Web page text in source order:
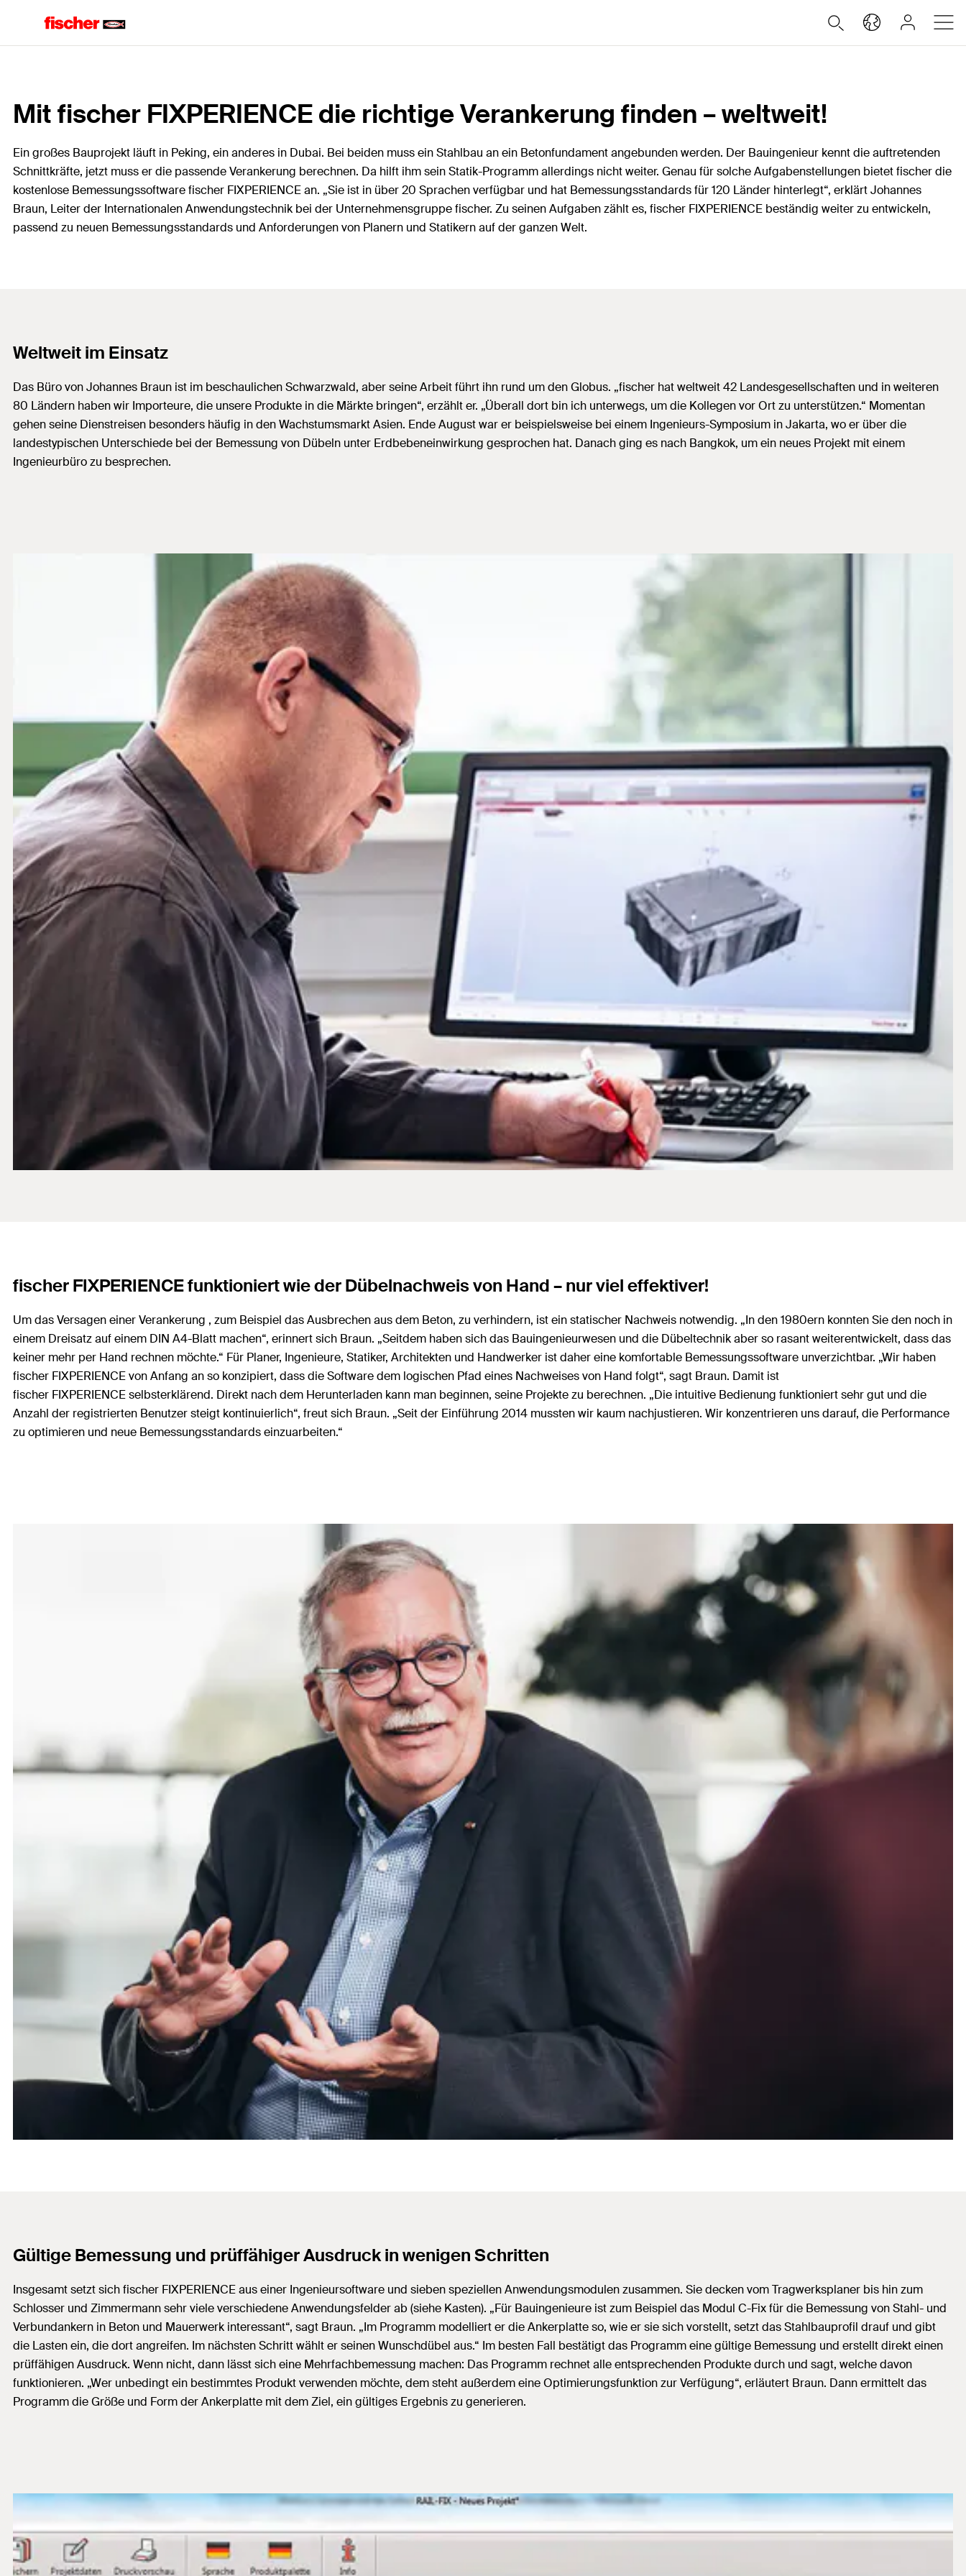
Mit fischer FIXPERIENCE die richtige Verankerung finden – weltweit!
Ein großes Bauprojekt läuft in Peking, ein anderes in Dubai. Bei beiden muss ein Stahlbau an ein Betonfundament angebunden werden. Der Bauingenieur kennt die auftretenden
Schnittkräfte, jetzt muss er die passende Verankerung berechnen. Da hilft ihm sein Statik-Programm allerdings nicht weiter. Genau für solche Aufgabenstellungen bietet fischer die
kostenlose Bemessungssoftware fischer FIXPERIENCE an. „Sie ist in über 20 Sprachen verfügbar und hat Bemessungsstandards für 120 Länder hinterlegt“, erklärt Johannes
Braun, Leiter der Internationalen Anwendungstechnik bei der Unternehmensgruppe fischer. Zu seinen Aufgaben zählt es, fischer FIXPERIENCE beständig weiter zu entwickeln,
passend zu neuen Bemessungsstandards und Anforderungen von Planern und Statikern auf der ganzen Welt.
Weltweit im Einsatz
Das Büro von Johannes Braun ist im beschaulichen Schwarzwald, aber seine Arbeit führt ihn rund um den Globus. „fischer hat weltweit 42 Landesgesellschaften und in weiteren
80 Ländern haben wir Importeure, die unsere Produkte in die Märkte bringen“, erzählt er. „Überall dort bin ich unterwegs, um die Kollegen vor Ort zu unterstützen.“ Momentan
gehen seine Dienstreisen besonders häufig in den Wachstumsmarkt Asien. Ende August war er beispielsweise bei einem Ingenieurs-Symposium in Jakarta, wo er über die
landestypischen Unterschiede bei der Bemessung von Dübeln unter Erdbebeneinwirkung gesprochen hat. Danach ging es nach Bangkok, um ein neues Projekt mit einem
Ingenieurbüro zu besprechen.
fischer FIXPERIENCE funktioniert wie der Dübelnachweis von Hand – nur viel effektiver!
Um das Versagen einer Verankerung , zum Beispiel das Ausbrechen aus dem Beton, zu verhindern, ist ein statischer Nachweis notwendig. „In den 1980ern konnten Sie den noch in
einem Dreisatz auf einem DIN A4-Blatt machen“, erinnert sich Braun. „Seitdem haben sich das Bauingenieurwesen und die Dübeltechnik aber so rasant weiterentwickelt, dass das
keiner mehr per Hand rechnen möchte.“ Für Planer, Ingenieure, Statiker, Architekten und Handwerker ist daher eine komfortable Bemessungssoftware unverzichtbar. „Wir haben
fischer FIXPERIENCE von Anfang an so konzipiert, dass die Software dem logischen Pfad eines Nachweises von Hand folgt“, sagt Braun. Damit ist
fischer FIXPERIENCE selbsterklärend. Direkt nach dem Herunterladen kann man beginnen, seine Projekte zu berechnen. „Die intuitive Bedienung funktioniert sehr gut und die
Anzahl der registrierten Benutzer steigt kontinuierlich“, freut sich Braun. „Seit der Einführung 2014 mussten wir kaum nachjustieren. Wir konzentrieren uns darauf, die Performance
zu optimieren und neue Bemessungsstandards einzuarbeiten.“
Gültige Bemessung und prüffähiger Ausdruck in wenigen Schritten
Insgesamt setzt sich fischer FIXPERIENCE aus einer Ingenieursoftware und sieben speziellen Anwendungsmodulen zusammen. Sie decken vom Tragwerksplaner bis hin zum
Schlosser und Zimmermann sehr viele verschiedene Anwendungsfelder ab (siehe Kasten). „Für Bauingenieure ist zum Beispiel das Modul C-Fix für die Bemessung von Stahl- und
Verbundankern in Beton und Mauerwerk interessant“, sagt Braun. „Im Programm modelliert er die Ankerplatte so, wie er sie sich vorstellt, setzt das Stahlbauprofil drauf und gibt
die Lasten ein, die dort angreifen. Im nächsten Schritt wählt er seinen Wunschdübel aus.“ Im besten Fall bestätigt das Programm eine gültige Bemessung und erstellt direkt einen
prüffähigen Ausdruck. Wenn nicht, dann lässt sich eine Mehrfachbemessung machen: Das Programm rechnet alle entsprechenden Produkte durch und sagt, welche davon
funktionieren. „Wer unbedingt ein bestimmtes Produkt verwenden möchte, dem steht außerdem eine Optimierungsfunktion zur Verfügung“, erläutert Braun. Dann ermittelt das
Programm die Größe und Form der Ankerplatte mit dem Ziel, ein gültiges Ergebnis zu generieren.